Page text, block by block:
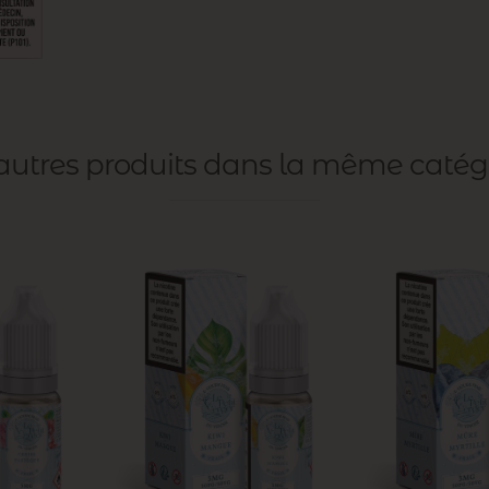
autres produits dans la même